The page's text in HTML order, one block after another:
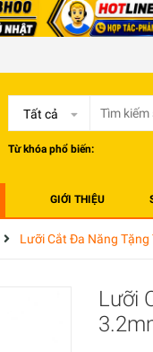
Tất cả
Từ khóa phổ biến:
GIỚI THIỆU
Lưỡi Cắt Đa Năng
Lưỡi